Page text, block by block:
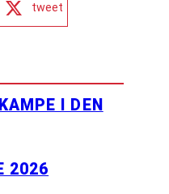
tweet
I DEN
2026